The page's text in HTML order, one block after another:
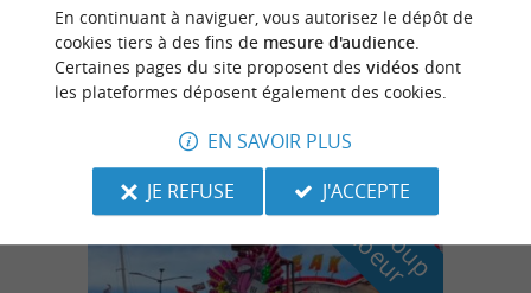
Cap Rando Quad
Quad à Dax
n
o
t
r
e
c
o
u
p
d
e
c
o
e
u
r
En continuant à naviguer, vous autorisez le dépôt de
cookies tiers à des fins de mesure d'audience.
Certaines pages du site proposent des vidéosdont
les plateformes déposent également des cookies.
EN SAVOIR PLUS
JE REFUSE
J'ACCEPTE